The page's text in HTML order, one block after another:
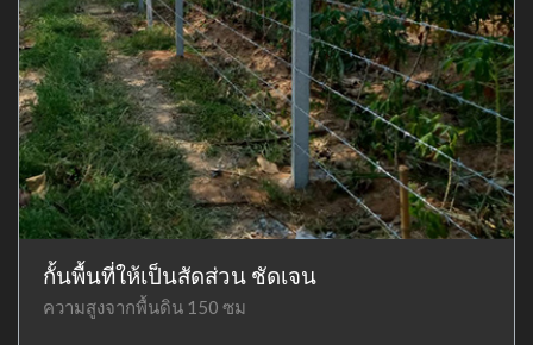
กั้นพื้นที่ให้เป็นสัดส่วน ชัดเจน
ความสูงจากพื้นดิน 150 ซม